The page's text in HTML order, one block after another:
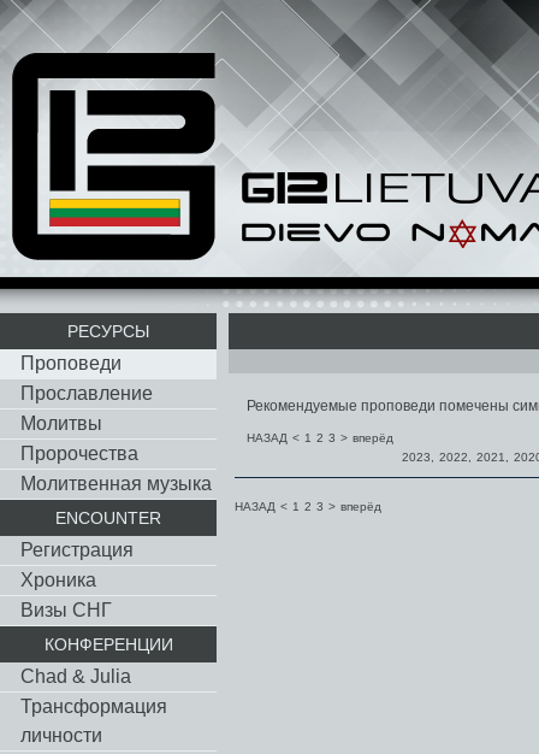
РЕСУРСЫ
Проповеди
Прославление
Молитвы
Пророчества
Молитвенная музыка
ENCOUNTER
Регистрация
Хроника
Визы СНГ
КОНФЕРЕНЦИИ
Chad & Julia
Трансформация
личности
Рекомендуемые проповеди помечены
НАЗАД < 1 2 3 > вперёд
2023
2022 2021
НАЗАД < 1 2 3 > вперёд